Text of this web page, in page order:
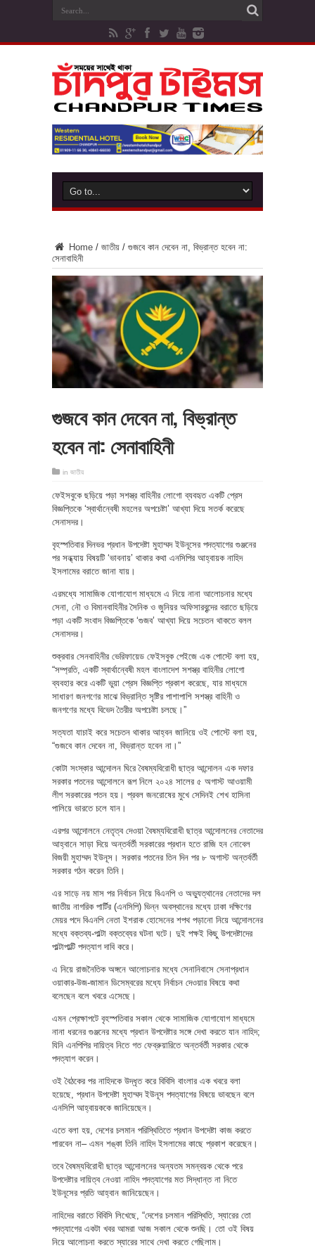
Home / জাতীয় / গুজবে কান দেবেন না, বিভ্রান্ত হবেন না:
সেনাবাহিনী
গুজবে কান দেবেন না, বিভ্রান্ত
হবেন না: সেনাবাহিনী
in জাতীয়
ফেইসবুকে ছড়িয়ে পড়া সশস্ত্র বাহিনীর লোগো ব্যবহৃত একটি প্রেস
বিজ্ঞপ্তিকে ‘স্বার্থান্বেষী মহলের অপচেষ্টা’ আখ্যা দিয়ে সতর্ক করেছে
সেনাসদর।
বৃহস্পতিবার দিনভর প্রধান উপদেষ্টা মুহাম্মদ ইউনূসের পদত্যাগের গুঞ্জনের
পর সন্ধ্যায় বিষয়টি ‘ভাবনায়’ থাকার কথা এনসিপির আহ্বায়ক নাহিদ
ইসলামের বরাতে জানা যায়।
এরমধ্যে সামাজিক যোগাযোগ মাধ্যমে এ নিয়ে নানা আলোচনার মধ্যে
সেনা, নৌ ও বিমানবাহিনীর সৈনিক ও জুনিয়র অফিসারবৃন্দের বরাতে ছড়িয়ে
পড়া একটি সংবাদ বিজ্ঞপ্তিকে ‘গুজব’ আখ্যা দিয়ে সচেতন থাকতে বলল
সেনাসদর।
শুক্রবার সেনবাহিনীর ভেরিফায়েড ফেইসবুক পেইজে এক পোস্টে বলা হয়,
“সম্প্রতি, একটি স্বার্থান্বেষী মহল বাংলাদেশ সশস্ত্র বাহিনীর লোগো
ব্যবহার করে একটি ভুয়া প্রেস বিজ্ঞপ্তি প্রকাশ করেছে, যার মাধ্যমে
সাধারণ জনগণের মাঝে বিভ্রান্তি সৃষ্টির পাশাপাশি সশস্ত্র বাহিনী ও
জনগণের মধ্যে বিভেদ তৈরীর অপচেষ্টা চলছে।”
সত্যতা যাচাই করে সচেতন থাকার আহ্বন জানিয়ে ওই পোস্টে বলা হয়,
“গুজবে কান দেবেন না, বিভ্রান্ত হবেন না।”
কোটা সংস্কার আন্দোলন ঘিরে বৈষম্যবিরোধী ছাত্র আন্দোলন এক দফার
সরকার পতনের আন্দোলনে রূপ নিলে ২০২৪ সালের ৫ অগাস্ট আওয়ামী
লীগ সরকারের পতন হয়। প্রবল জনরোষের মুখে সেদিনই শেখ হাসিনা
পালিয়ে ভারতে চলে যান।
এরপর আন্দোলনে নেতৃত্ব দেওয়া বৈষম্যবিরোধী ছাত্র আন্দোলনের নেতাদের
আহ্বানে সাড়া দিয়ে অন্তর্বর্তী সরকারের প্রধান হতে রাজি হন নোবেল
বিজয়ী মুহাম্মদ ইউনূস। সরকার পতনের তিন দিন পর ৮ অগাস্ট অন্তর্বর্তী
সরকার গঠন করেন তিনি।
এর সাড়ে নয় মাস পর নির্বাচন নিয়ে বিএনপি ও অভ্যুত্থানের নেতাদের দল
জাতীয় নাগরিক পার্টির (এনসিপি) ভিন্ন অবস্থানের মধ্যে ঢাকা দক্ষিণের
মেয়র পদে বিএনপি নেতা ইশরাক হোসেনের শপথ পড়ানো নিয়ে আন্দোলনের
মধ্যে বক্তব্য-পাল্টা বক্তব্যের ঘটনা ঘটে। দুই পক্ষই কিছু উপদেষ্টাদের
পাল্টাপাল্টি পদত্যাগ দাবি করে।
এ নিয়ে রাজনৈতিক অঙ্গনে আলোচনার মধ্যে সেনানিবাসে সেনাপ্রধান
ওয়াকার-উজ-জামান ডিসেম্বরের মধ্যে নির্বাচন দেওয়ার বিষয়ে কথা
বলেছেন বলে খবরে এসেছে।
এমন প্রেক্ষাপটে বৃহস্পতিবার সকাল থেকে সামাজিক যোগাযোগ মাধ্যমে
নানা ধরনের গুঞ্জনের মধ্যে প্রধান উপদেষ্টার সঙ্গে দেখা করতে যান নাহিদ;
যিনি এনপিপির দায়িত্ব নিতে গত ফেব্রুয়ারিতে অন্তর্বর্তী সরকার থেকে
পদত্যাগ করেন।
ওই বৈঠকের পর নাহিদকে উদ্ধৃত করে বিবিসি বাংলার এক খবরে বলা
হয়েছে, প্রধান উপদেষ্টা মুহাম্মদ ইউনূস পদত্যাগের বিষয়ে ভাবছেন বলে
এনসিপি আহ্বায়ককে জানিয়েছেন।
এতে বলা হয়, দেশের চলমান পরিস্থিতিতে প্রধান উপদেষ্টা কাজ করতে
পারবেন না– এমন শঙ্কা তিনি নাহিদ ইসলামের কাছে প্রকাশ করেছেন।
তবে বৈষম্যবিরোধী ছাত্র আন্দোলনের অন্যতম সমন্বয়ক থেকে পরে
উপদেষ্টার দায়িত্ব নেওয়া নাহিদ পদত্যাগের মত সিদ্ধান্ত না নিতে
ইউনূসের প্রতি আহ্বান জানিয়েছেন।
নাহিদের বরাতে বিবিসি লিখেছে, “দেশের চলমান পরিস্থিতি, স্যারের তো
পদত্যাগের একটা খবর আমরা আজ সকাল থেকে শুনছি। তো ওই বিষয়
নিয়ে আলোচনা করতে স্যারের সাথে দেখা করতে গেছিলাম।